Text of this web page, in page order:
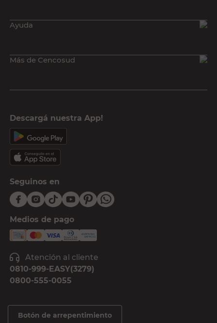
Ayuda
Más de Cencosud
Descargá nuestra App!
Seguinos en
Medios de pago
Atención al cliente
0810-999-EASY(3279)
0800-555-0055
Botón de arrepentimiento